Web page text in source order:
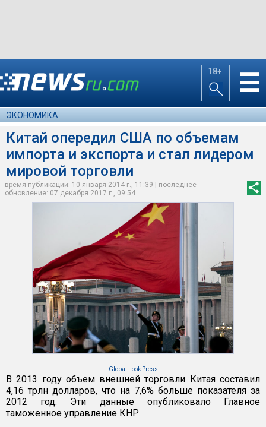
18+ ☰
ЭКОНОМИКА
Китай опередил США по объемам
импорта и экспорта и стал лидером
мировой торговли
время публикации: 10 января 2014 г., 11:39 | последнее
обновление: 07 декабря 2017 г., 09:54
Global Look Press
В 2013 году объем внешней торговли Китая составил
4,16 трлн долларов, что на 7,6% больше показателя за
2012 год. Эти данные опубликовало Главное
таможенное управление КНР.